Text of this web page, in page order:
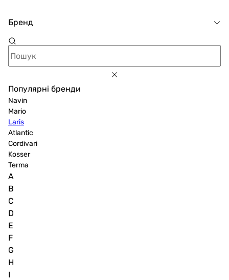
Бренд
Популярні бренди
Navin
Mario
Laris
Atlantic
Cordivari
Kosser
Terma
A
B
C
D
E
F
G
H
I